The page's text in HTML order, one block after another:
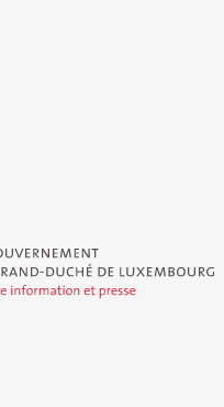
du Grand-Duché de